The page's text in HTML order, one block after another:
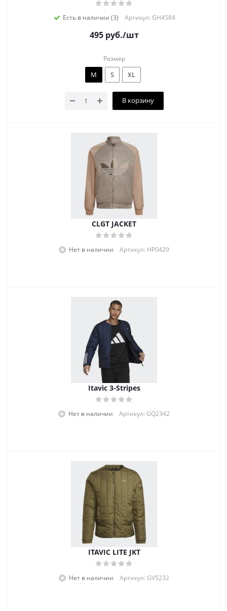
Есть в наличии (3) Артикул: GH4584
495руб./шт
Размер
M S XL
В корзину
CLGT JACKET
Нет в наличии Артикул: HP0429
Itavic 3-Stripes
Нет в наличии Артикул: GQ2342
ITAVIC LITE JKT
Нет в наличии Артикул: GV5232